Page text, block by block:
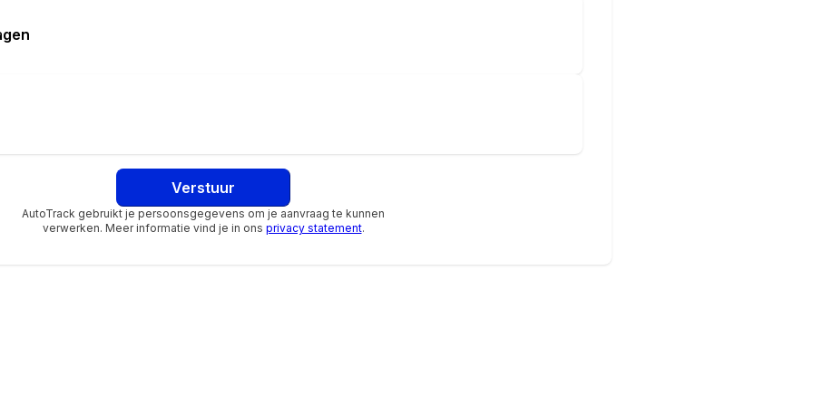
inklapbaar
Verstuur
AutoTrack gebruikt je persoonsgegevens om je aanvraag te kunnen
verwerken. Meer informatie vind je in ons privacy statement.